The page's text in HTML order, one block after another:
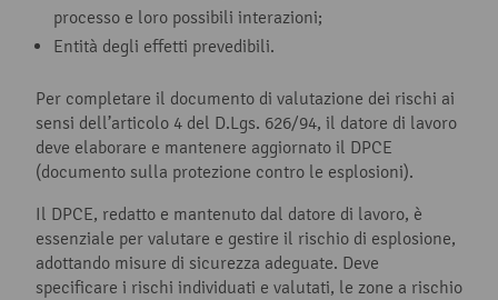
processo e loro possibili interazioni;
Entità degli effetti prevedibili.
Per completare il documento di valutazione dei rischi ai
sensi dell’articolo 4 del D.Lgs. 626/94, il datore di lavoro
deve elaborare e mantenere aggiornato il DPCE
(documento sulla protezione contro le esplosioni).
Il DPCE, redatto e mantenuto dal datore di lavoro, è
essenziale per valutare e gestire il rischio di esplosione,
adottando misure di sicurezza adeguate. Deve
specificare i rischi individuati e valutati, le zone a rischio